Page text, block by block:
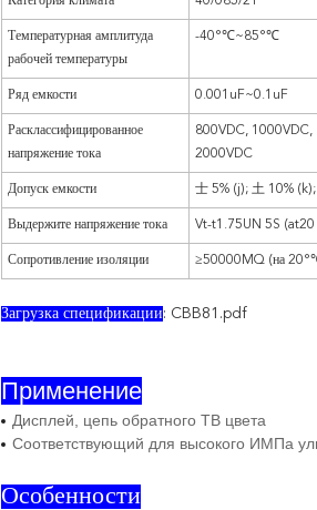
Температурная амплитуда
рабочей температуры
-40°℃~85°℃
Ряд емкости 0.001uF~0.1uF
Расклассифицированное
напряжение тока
800VDC,
2000VDC
Допуск емкости 士 5% (j); 土 10%
Выдержите напряжение тока Vt-t1.75UN 5S
Сопротивление изоляции ≥50000MQ (на
Загрузка спецификации: CBB81.pdf
Применение
Дисплей, цепь обратного ТВ цвета
Соответствующий для высокого ИМПа
Особенности